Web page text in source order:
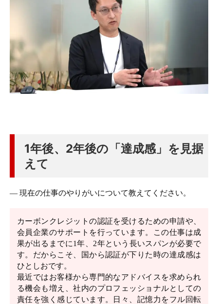
1年後、2年後の「達成感」を見据
えて
― 現在の仕事のやりがいについて教えてください。
カーボンクレジットの認証を受けるための申請や、
会員企業のサポートを行っています。この仕事は成
果が出るまでに1年、2年という長いスパンが必要で
す。だからこそ、国から認証が下りた時の達成感は
ひとしおです。
最近ではお客様から専門的なアドバイスを求められ
る機会も増え、社内のプロフェッショナルとしての
責任を強く感じています。日々、記憶力をフル回転